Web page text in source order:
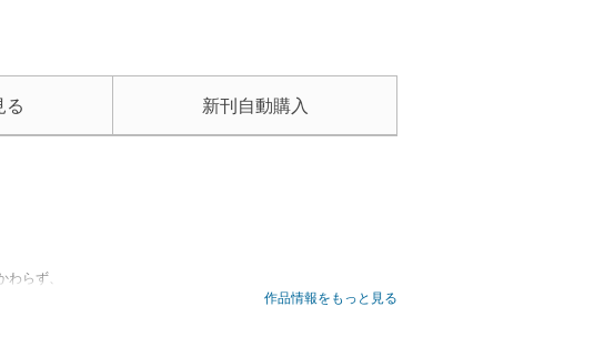
る 新刊自動購入
らず、
作品情報をもっと見る